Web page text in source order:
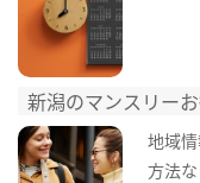
新潟のマンスリー
地域
方法